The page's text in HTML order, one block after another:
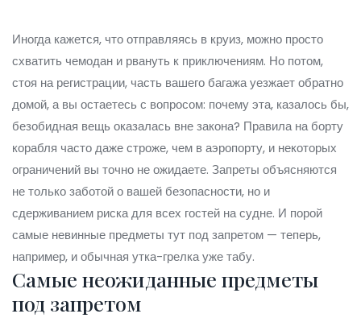
Иногда кажется, что отправляясь в круиз, можно просто
схватить чемодан и рвануть к приключениям. Но потом,
стоя на регистрации, часть вашего багажа уезжает обратно
домой, а вы остаетесь с вопросом: почему эта, казалось бы,
безобидная вещь оказалась вне закона? Правила на борту
корабля часто даже строже, чем в аэропорту, и некоторых
ограничений вы точно не ожидаете. Запреты объясняются
не только заботой о вашей безопасности, но и
сдерживанием риска для всех гостей на судне. И порой
самые невинные предметы тут под запретом — теперь,
например, и обычная утка-грелка уже табу.
Самые неожиданные предметы
под запретом